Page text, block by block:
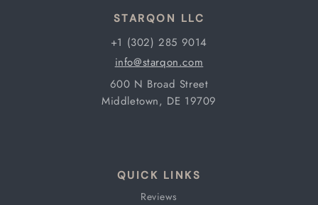
STARQON LLC
+1 (302) 285 9014
info@starqon.com
600 N Broad Street
Middletown, DE 19709
QUICK LINKS
Reviews